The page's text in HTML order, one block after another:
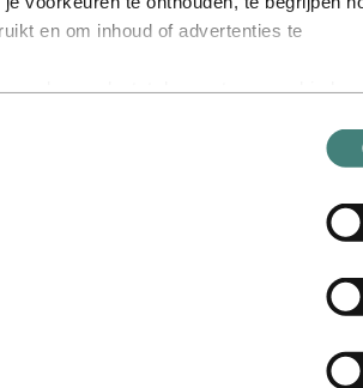
en om inhoud of advertenties te
derden kunnen informatie die zij via jouw
website verzamelen, combineren met
gebruik van hun diensten. De derde
voor de
cookies worden verzameld. In de
en ontwikkeling
en bedrijfsontwikkeling